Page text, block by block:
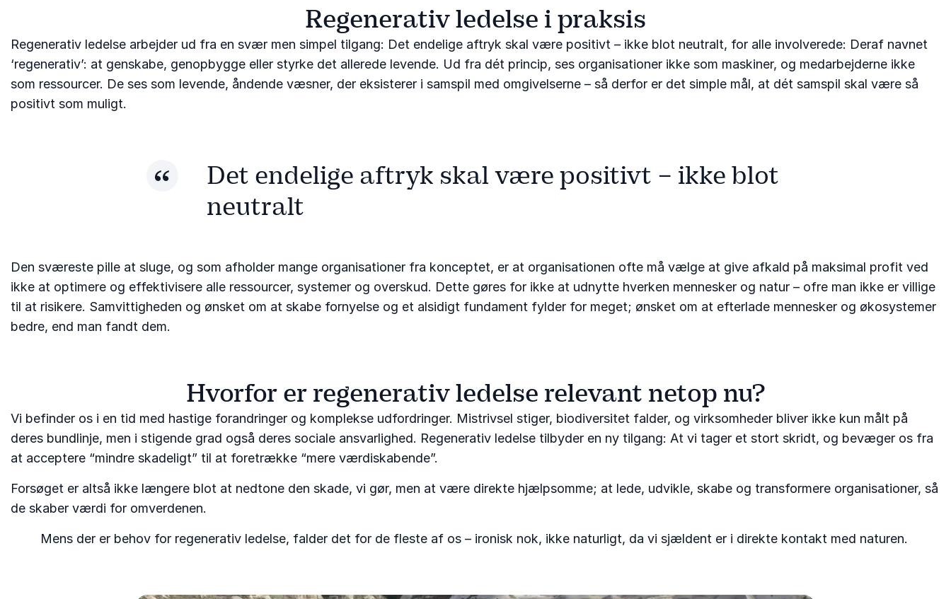
Regenerativ ledelse i praksis
Regenerativ ledelse arbejder ud fra en svær men simpel tilgang: Det endelige aftryk skal være positivt – ikke blot neutralt, for alle involverede: Deraf navnet
‘regenerativ’: at genskabe, genopbygge eller styrke det allerede levende. Ud fra dét princip, ses organisationer ikke som maskiner, og medarbejderne ikke
som ressourcer. De ses som levende, åndende væsner, der eksisterer i samspil med omgivelserne – så derfor er det simple mål, at dét samspil skal være så
positivt som muligt.
Det endelige aftryk skal være positivt – ikke blot
neutralt
Den sværeste pille at sluge, og som afholder mange organisationer fra konceptet, er at organisationen ofte må vælge at give afkald på maksimal profit ved
ikke at optimere og effektivisere alle ressourcer, systemer og overskud. Dette gøres for ikke at udnytte hverken mennesker og natur – ofre man ikke er villige
til at risikere. Samvittigheden og ønsket om at skabe fornyelse og et alsidigt fundament fylder for meget; ønsket om at efterlade mennesker og økosystemer
bedre, end man fandt dem.
Hvorfor er regenerativ ledelse relevant netop nu?
Vi befinder os i en tid med hastige forandringer og komplekse udfordringer. Mistrivsel stiger, biodiversitet falder, og virksomheder bliver ikke kun målt på
deres bundlinje, men i stigende grad også deres sociale ansvarlighed. Regenerativ ledelse tilbyder en ny tilgang: At vi tager et stort skridt, og bevæger os fra
at acceptere “mindre skadeligt” til at foretrække “mere værdiskabende”.
Forsøget er altså ikke længere blot at nedtone den skade, vi gør, men at være direkte hjælpsomme; at lede, udvikle, skabe og transformere organisationer, så
de skaber værdi for omverdenen.
Mens der er behov for regenerativ ledelse, falder det for de fleste af os – ironisk nok, ikke naturligt, da vi sjældent er i direkte kontakt med naturen.